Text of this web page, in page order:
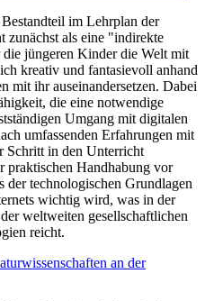
im Lehrplan der
zunächst als eine "indirekte
jüngeren Kinder die Welt mit
kreativ und fantasievoll anhand
mit ihr auseinandersetzen. Dabei
die eine notwendige
Umgang mit digitalen
umfassenden Erfahrungen mit
Schritt in den Unterricht
praktischen Handhabung vor
der technologischen Grundlagen
wichtig wird, was in der
weltweiten gesellschaftlichen
reicht.
an der